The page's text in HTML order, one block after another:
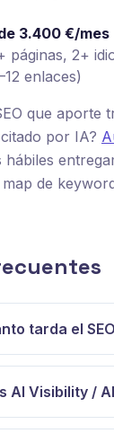
3.400 €/mes
páginas, 2+
enlaces)
que aporte
por IA?
de
tarda el
AI Visibility /